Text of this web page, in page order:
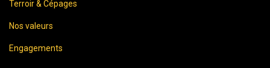
Terroir & Cépages
Nos valeurs
Engagements